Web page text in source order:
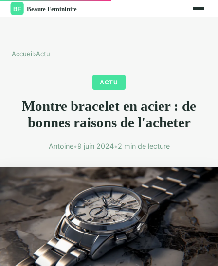
Accueil›Actu
ACTU
Montre bracelet en acier : de
bonnes raisons de l'acheter
Antoine•9 juin 2024•2 min de lecture